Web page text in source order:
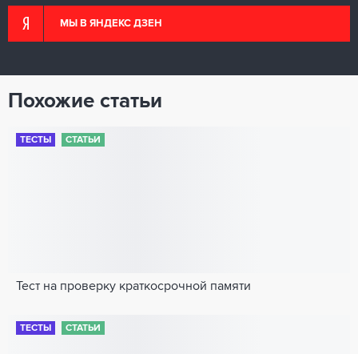
МЫ В ЯНДЕКС ДЗЕН
Похожие статьи
ТЕСТЫ СТАТЬИ
Тест на проверку краткосрочной памяти
ТЕСТЫ СТАТЬИ